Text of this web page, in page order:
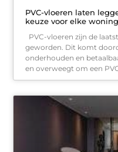
PVC-vloeren laten
keuze voor elke woning
PVC-vloeren zijn de
geworden. Dit komt
onderhouden en
en overweegt om een